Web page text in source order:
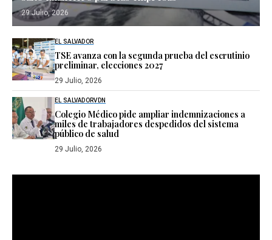
29 Julio, 2026
EL SALVADOR
TSE avanza con la segunda prueba del escrutinio
preliminar, elecciones 2027
29 Julio, 2026
EL SALVADORVDN
Colegio Médico pide ampliar indemnizaciones a
miles de trabajadores despedidos del sistema
público de salud
29 Julio, 2026